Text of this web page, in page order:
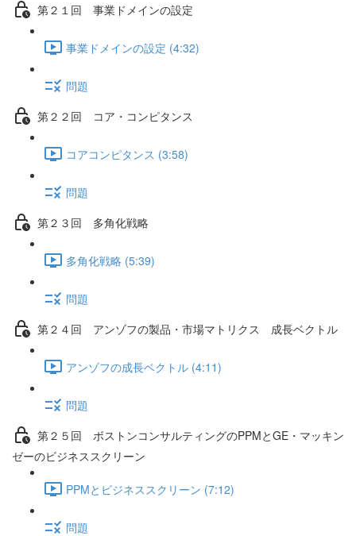
第２１回 事業ドメインの設定
事業ドメインの設定 (4:32)
問題
第２２回 コア・コンピタンス
コアコンピタンス (3:58)
問題
第２３回 多角化戦略
多角化戦略 (5:39)
問題
第２４回 アンゾフの製品・市場マトリクス 成長ベクトル
アンゾフの成長ベクトル (4:11)
問題
第２５回 ボストンコンサルティングのPPMとGE・マッキン
ゼーのビジネススクリーン
PPMとビジネススクリーン (7:12)
問題